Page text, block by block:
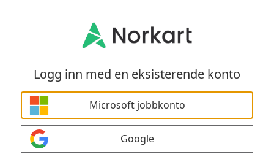
Logg inn med en eksisterende konto
Microsoft jobbkonto
Google